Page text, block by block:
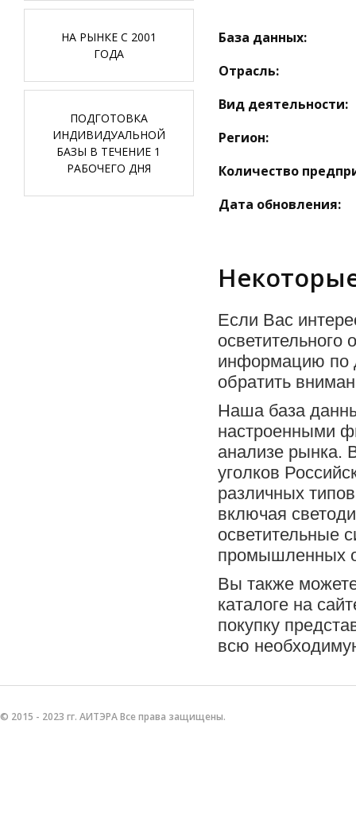
НА РЫНКЕ С 2001
ГОДА
ПОДГОТОВКА
ИНДИВИДУАЛЬНОЙ
БАЗЫ В ТЕЧЕНИЕ 1
РАБОЧЕГО ДНЯ
База данных:
Отрасль:
Вид деятельности:
Регион:
Количество
Дата обновления:
Если Вас
информацию по
обратить
Наша база
настроенными
анализе рынка.
уголков
различных
включая
осветительные
промышленных
Вы также
каталоге на
покупку
всю
© 2015 - 2023 гг. АИТЭРА Все права защищены.